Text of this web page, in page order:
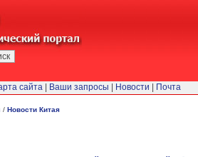
/ Новости Китая
сайта Ваши запросы Новости Почта